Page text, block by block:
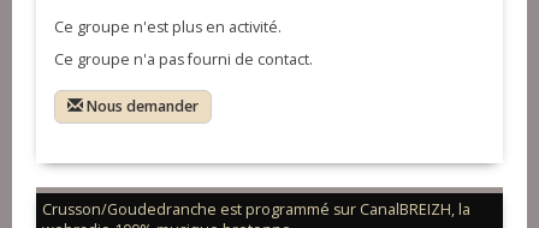
13-Cercle circassien (Bruno Amice)
14-Mazurkas (Fox)
15-Ronds de Saint-Vincent (Tangui
Ce groupe n'est plus en activité.
Ce groupe n'a pas fourni de contact.
Nous demander
Crusson/Goudedranche est programmé sur CanalBREIZH, la